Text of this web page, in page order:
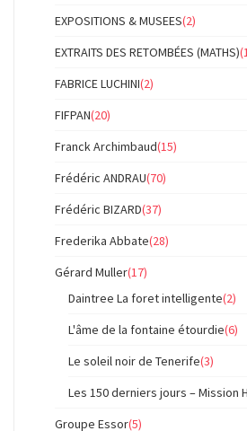
EXPOSITIONS & MUSEES(2)
EXTRAITS DES RETOMBÉES (MATHS)
FABRICE LUCHINI(2)
FIFPAN(20)
Franck Archimbaud(15)
Frédéric ANDRAU(70)
Frédéric BIZARD(37)
Frederika Abbate(28)
Gérard Muller(17)
Daintree La foret intelligente(2)
L'âme de la fontaine étourdie(6)
Le soleil noir de Tenerife(3)
Les 150 derniers jours – Mission
Groupe Essor(5)